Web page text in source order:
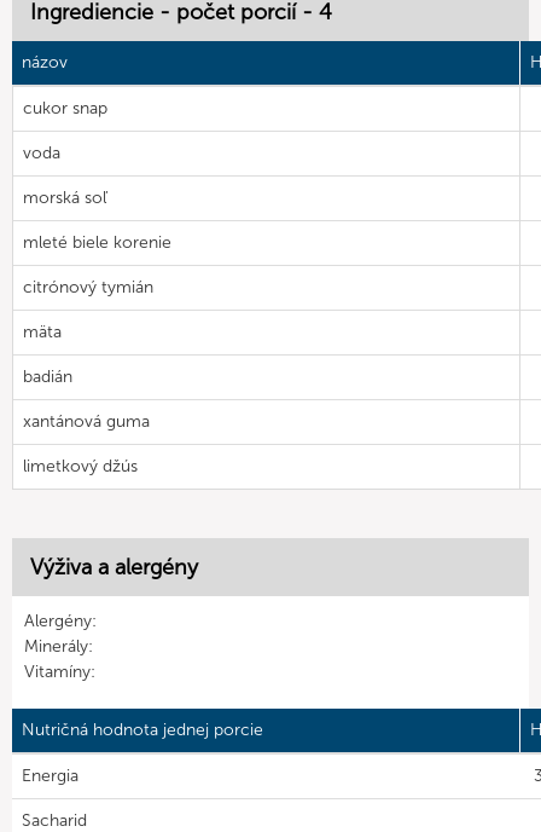
Ingrediencie - počet porcií - 4
názov
cukor snap
voda
morská soľ
mleté biele korenie
citrónový tymián
mäta
badián
xantánová guma
limetkový džús
Výživa a alergény
Alergény:
Minerály:
Vitamíny:
Nutričná hodnota jednej porcie
Energia
Sacharid